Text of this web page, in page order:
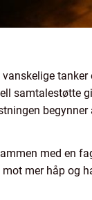
tanker
samtalestøtte
begynner
med en
mer håp og